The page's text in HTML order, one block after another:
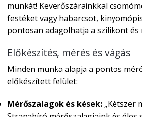
munkát! Keverőszárainkkal
festéket vagy habarcsot,
pontosan adagolhatja a szilikont és
Előkészítés, mérés és vágás
Minden munka alapja a pontos
előkészített felület:
Mérőszalagok és kések: „Kétszer